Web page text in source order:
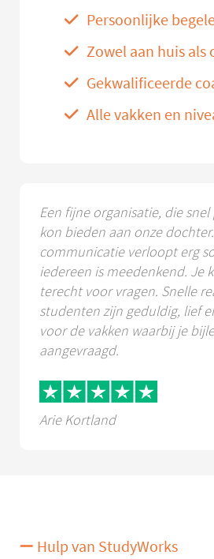
Persoonlijke
Zowel aan huis als
Gekwalificeerde
Alle vakken en
Een fijne organisatie, die
kon bieden aan onze
communicatie verloopt erg
iedereen is meedenkend. Je
terecht voor vragen. Snelle
studenten zijn geduldig, lief
voor de vakken waarbij je
aangevraagd.
Arie Kortland
Hulp van StudyWorks